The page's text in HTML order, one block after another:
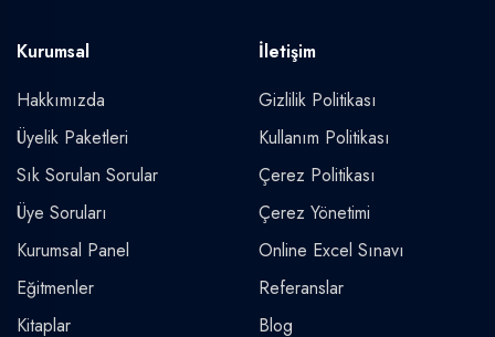
Kurumsal
Hakkımızda
Üyelik Paketleri
Sık Sorulan Sorular
Üye Soruları
Kurumsal Panel
Eğitmenler
Kitaplar
İletişim
Gizlilik Politikası
Kullanım Politikası
Çerez Politikası
Çerez Yönetimi
Online Excel Sınavı
Referanslar
Blog